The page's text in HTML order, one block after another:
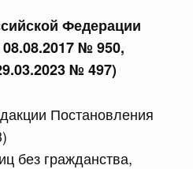
Федерации
№ 950,
№ 497)
Постановления
без гражданства,